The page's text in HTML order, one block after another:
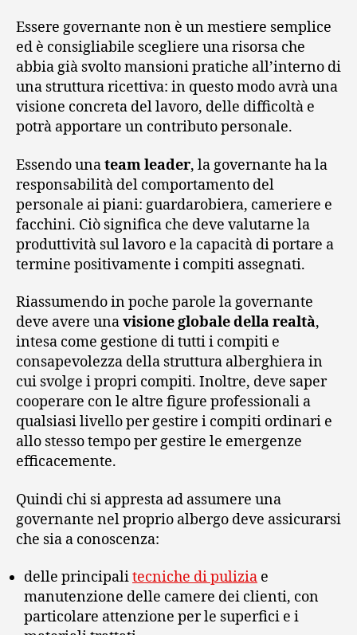
Essere governante non è un mestiere semplice
ed è consigliabile scegliere una risorsa che
abbia già svolto mansioni pratiche all’interno di
una struttura ricettiva: in questo modo avrà una
visione concreta del lavoro, delle difficoltà e
potrà apportare un contributo personale.
Essendo unateam leader, la governante ha la
responsabilità del comportamento del
personale ai piani: guardarobiera, cameriere e
facchini. Ciò significa che deve valutarne la
produttività sul lavoro e la capacità di portare a
termine positivamente i compiti assegnati.
Riassumendo in poche parole la governante
deve avere unavisione globale della realtà,
intesa come gestione di tutti i compiti e
consapevolezza della struttura alberghiera in
cui svolge i propri compiti. Inoltre, deve saper
cooperare con le altre figure professionali a
qualsiasi livello per gestire i compiti ordinari e
allo stesso tempo per gestire le emergenze
efficacemente.
Quindi chi si appresta ad assumere una
governante nel proprio albergo deve assicurarsi
che sia a conoscenza:
delle principalitecniche di pulizia e
manutenzione delle camere dei clienti, con
particolare attenzione per le superfici e i